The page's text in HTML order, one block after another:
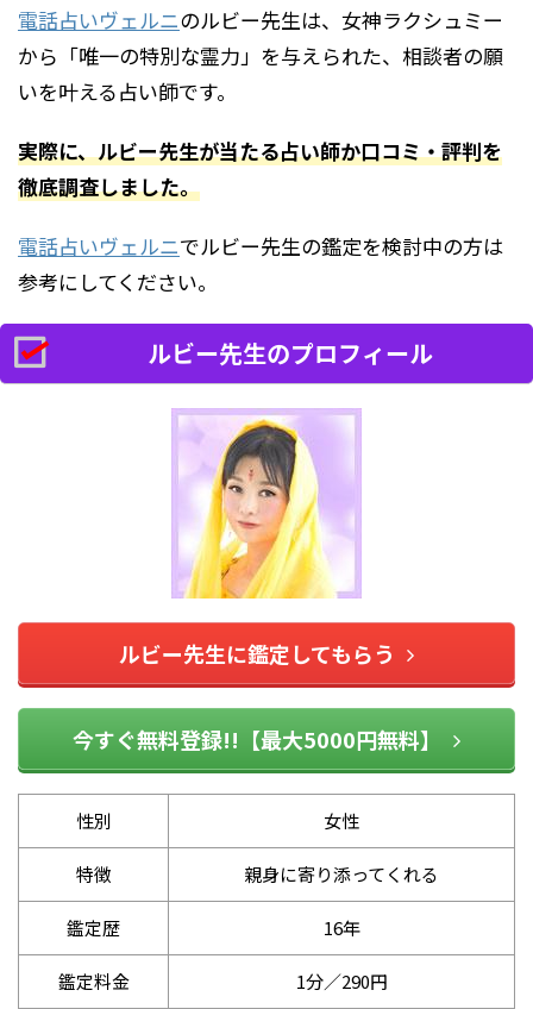
電話占いヴェルニのルビー先生は、女神ラクシュミー
から「唯一の特別な霊力」を与えられた、相談者の願
いを叶える占い師です。
実際に、ルビー先生が当たる占い師か口コミ・評判を
徹底調査しました。
電話占いヴェルニでルビー先生の鑑定を検討中の方は
参考にしてください。
ルビー先生のプロフィール
ルビー先生に鑑定してもらう
今すぐ無料登録!!【最大5000円無料】
性別 女性
特徴 親身に寄り添ってくれる
鑑定歴 16年
鑑定料金 1分／290円